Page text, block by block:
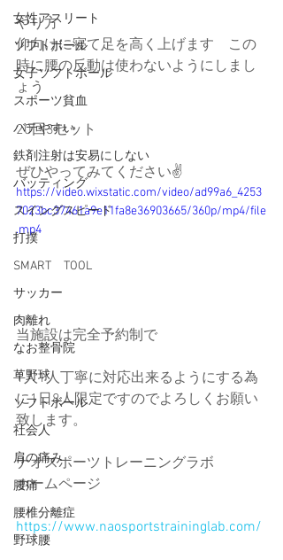
女性アスリート
ソフトボール
女子ソフトボール
スポーツ貧血
バテやすい
鉄剤注射は安易にしない
バッティング
スイングスピード
打撲
SMART TOOL
サッカー
肉離れ
なお整骨院
草野球
ソフトボール
社会人
肩の痛み
腰痛
腰椎分離症
野球腰
やり方
仰向けに寝て足を高く上げます　この
時に腰の反動は使わないようにしまし
ょう
20回3セット
ぜひやってみてください✌️
https://video.wixstatic.com/video/ad99a6_4253
7023bc37461a9e11fa8e36903665/360p/mp4/file
.mp4
当施設は完全予約制で
1人1人丁寧に対応出来るようにする為
に1日8人限定ですのでよろしくお願い
致します。
ナオスポーツトレーニングラボ
ホームページ
https://www.naosportstraininglab.com/